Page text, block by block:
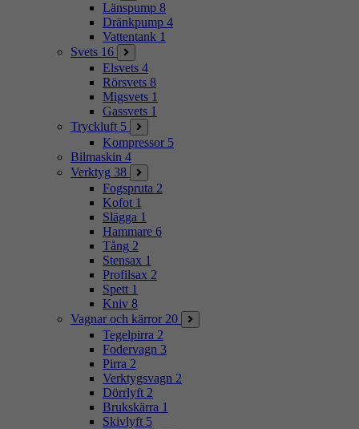
Länspump 8
Dränkpump 4
Vattentank 1
Svets 16
Elsvets 4
Rörsvets 8
Migsvets 1
Gassvets 1
Tryckluft 5
Kompressor 5
Bilmaskin 4
Verktyg 38
Fogspruta 2
Kofot 1
Slägga 1
Hammare 6
Tång 2
Stensax 1
Profilsax 2
Spett 1
Kniv 8
Vagnar och kärror 20
Tegelpirra 2
Fodervagn 3
Pirra 2
Verktygsvagn 2
Dörrlyft 2
Brukskärra 1
Skivlyft 5